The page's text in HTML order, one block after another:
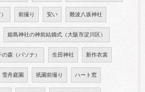
前撮り 安い 難波八坂神社
姫島神社の神前結婚式（大阪市淀川区）
の森（パソナ） 生田神社 新作衣裳
雪舟庭園 祇園前撮り ハート窓